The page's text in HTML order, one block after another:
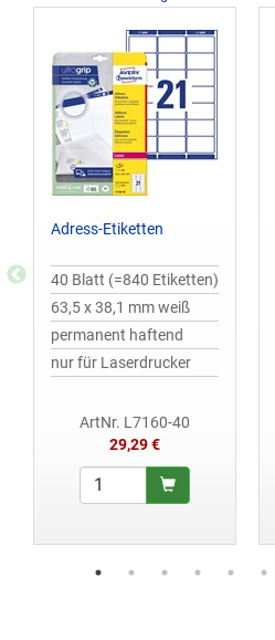
Adress-Etiketten
40 Blatt (=840 Etiketten)
63,5 x 38,1 mm weiß
permanent haftend
nur für Laserdrucker
ArtNr. L7160-40
29,29 €